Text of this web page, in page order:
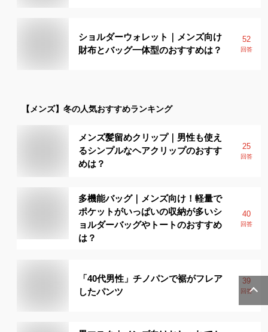
ショルダーウォレット｜メンズ向け
財布とバッグ一体型のおすすめは？
52
回答
【メンズ】 冬の人気おすすめランキング
メンズ髪留めクリップ｜男性も使え
るシンプルなヘアクリップのおすす
めは？
25
回答
多機能バッグ｜メンズ向け！軽量で
ポケットがいっぱいの収納が多いシ
ョルダーバッグやトートのおすすめ
は？
40
回答
「40代男性」チノパンで裾がフレア
したパンツ
39
回答